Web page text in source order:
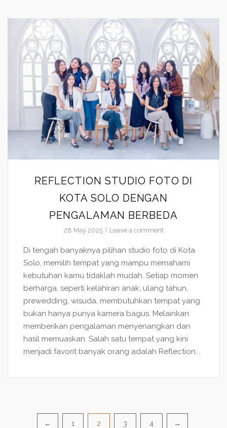
REFLECTION STUDIO FOTO DI
KOTA SOLO DENGAN
PENGALAMAN BERBEDA
28 May 2025 Leave a comment
Di tengah banyaknya pilihan studio foto di Kota
Solo, memilih tempat yang mampu memahami
kebutuhan kamu tidaklah mudah. Setiap momen
berharga, seperti kelahiran anak, ulang tahun,
prewedding, wisuda, membutuhkan tempat yang
bukan hanya punya kamera bagus. Melainkan
memberikan pengalaman menyenangkan dan
hasil memuaskan. Salah satu tempat yang kini
menjadi favorit banyak orang adalah Reflection...
← 1 2 3 4 →